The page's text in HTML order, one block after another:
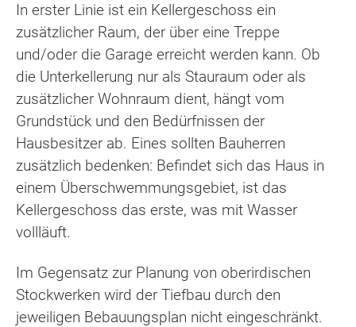
In erster Linie ist ein Kellergeschoss ein
zusätzlicher Raum, der über eine Treppe
und/oder die Garage erreicht werden kann. Ob
die Unterkellerung nur als Stauraum oder als
zusätzlicher Wohnraum dient, hängt vom
Grundstück und den Bedürfnissen der
Hausbesitzer ab. Eines sollten Bauherren
zusätzlich bedenken: Befindet sich das Haus in
einem Überschwemmungsgebiet, ist das
Kellergeschoss das erste, was mit Wasser
vollläuft.
Im Gegensatz zur Planung von oberirdischen
Stockwerken wird der Tiefbau durch den
jeweiligen Bebauungsplan nicht eingeschränkt.